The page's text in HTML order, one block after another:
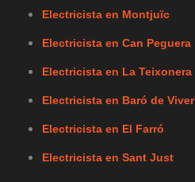
Electricista en Montjuïc
Electricista en Can Peguera
Electricista en La Teixonera
Electricista en Baró de Viver
Electricista en El Farró
Electricista en Sant Just